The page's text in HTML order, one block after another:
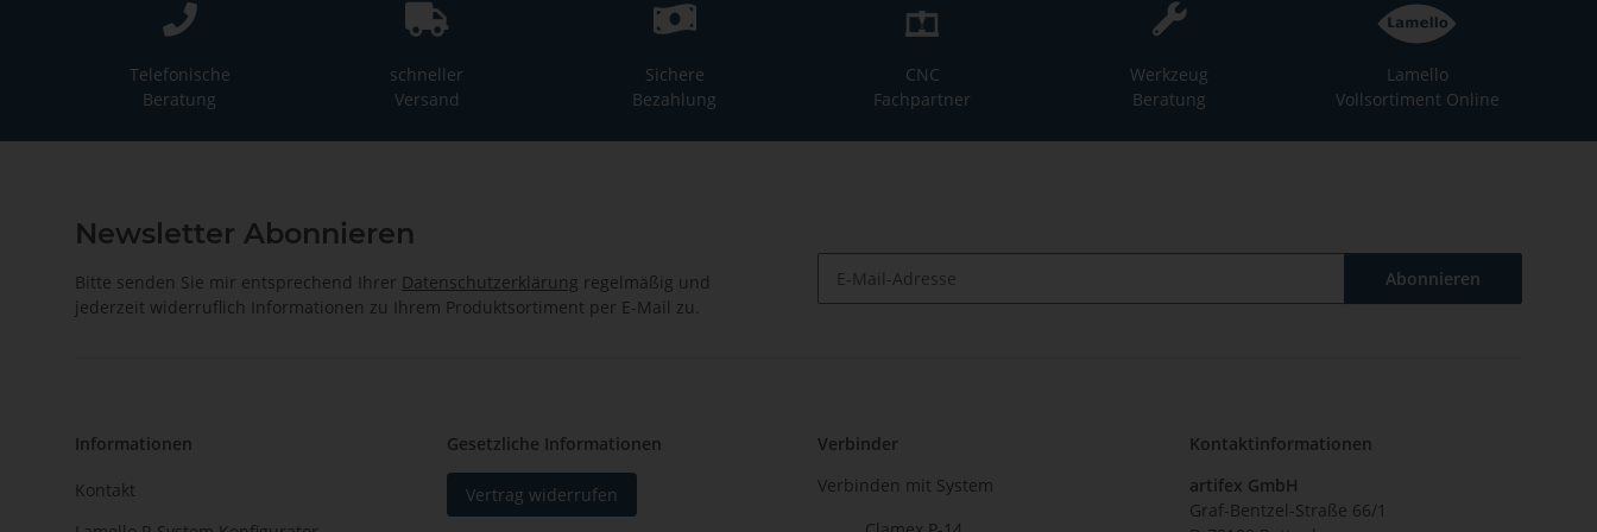
Telefonische
Beratung
schneller
Versand
Sichere
Bezahlung
CNC
Fachpartner
Werkzeug
Beratung
Lamello
Vollsortiment Online
Newsletter Abonnieren
Bitte senden Sie mir entsprechend Ihrer Datenschutzerklärung regelmäßig und
jederzeit widerruflich Informationen zu Ihrem Produktsortiment per E-Mail zu.
Abonnieren
Informationen
Kontakt
Gesetzliche Informationen
Vertrag widerrufen
Verbinder
Verbinden mit System
Kontaktinformationen
artifex GmbH
Graf-Bentzel-Straße 66/1